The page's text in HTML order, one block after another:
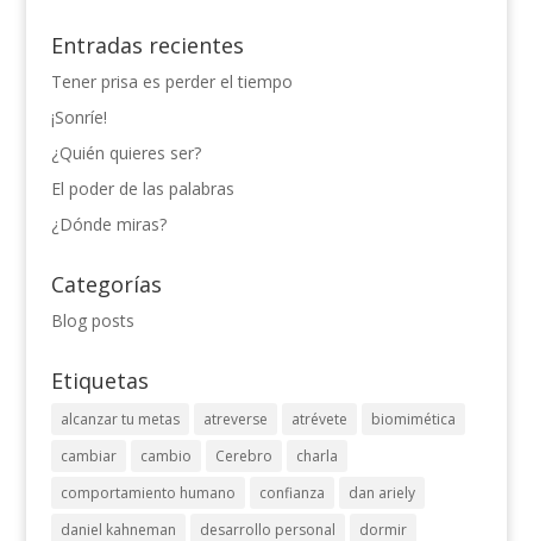
Entradas recientes
Tener prisa es perder el tiempo
¡Sonríe!
¿Quién quieres ser?
El poder de las palabras
¿Dónde miras?
Categorías
Blog posts
Etiquetas
alcanzar tu metas atreverse atrévete
biomimética
cambiar
cambio Cerebro
charla
comportamiento humano
confianza
dan ariely
daniel kahneman
desarrollo personal
dormir